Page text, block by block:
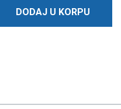
DODAJ U KORPU